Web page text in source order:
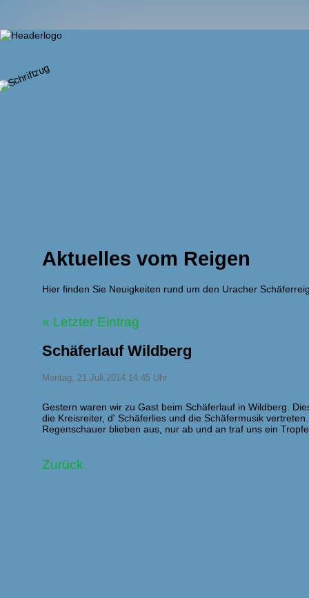
Aktuelles vom Reigen
Hier finden Sie Neuigkeiten rund um den Uracher
« Letzter Eintrag
Schäferlauf Wildberg
Montag, 21.Juli.2014 14:45 Uhr
Gestern waren wir zu Gast beim Schäferlauf in Wildberg.
die Kreisreiter, d' Schäferlies und die Schäfermusik
Regenschauer blieben aus, nur ab und an traf uns ein
Zurück